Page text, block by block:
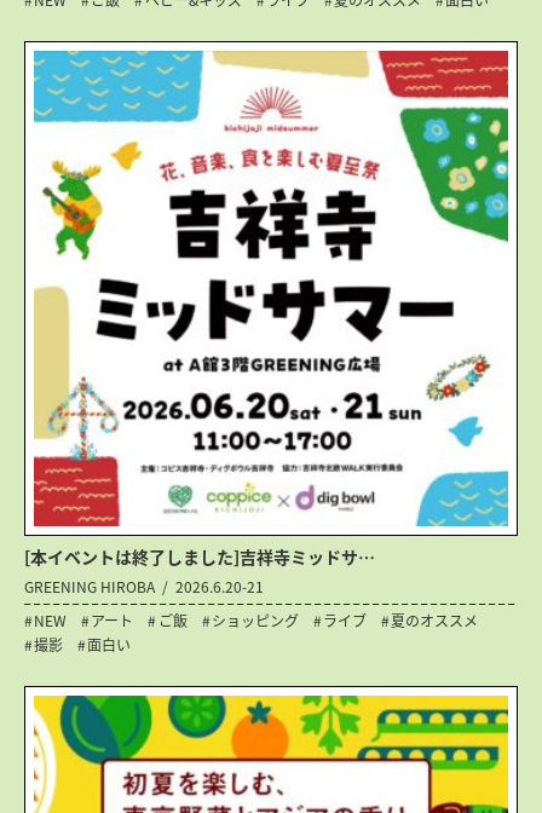
[本イベントは終了しました]吉祥寺ミッドサ…
GREENING HIROBA
2026.6.20-21
NEW
アート ご飯 ショッピング ライブ
夏のオススメ
撮影
面白い